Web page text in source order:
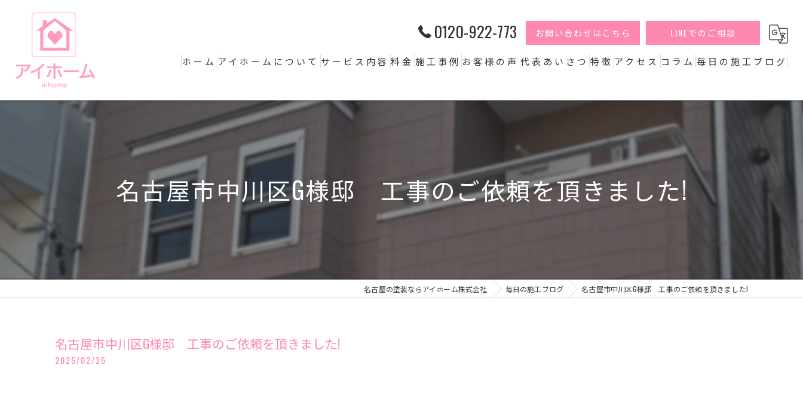
0120-922-773 お問い合わせはこちら LINEでのご相談
ホーム アイホームについて サービス内容 料金 施工事例 お客様の声 代表あいさつ 特徴
外壁
リフォーム
アクセス コラム 毎日の施工ブログ
名古屋市中川区G様邸 工事のご依頼を頂きました!
名古屋の塗装ならアイホーム株式会社 毎日の施工ブログ 名古屋市中川区G様邸 工事のご依頼を頂きました!
名古屋市中川区G様邸 工事のご依頼を頂きました!
2025/02/25